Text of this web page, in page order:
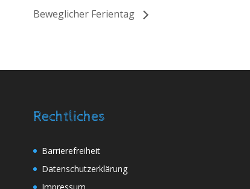
Beweglicher Ferientag
Rechtliches
Barrierefreiheit
Daten­schutz­erklärung